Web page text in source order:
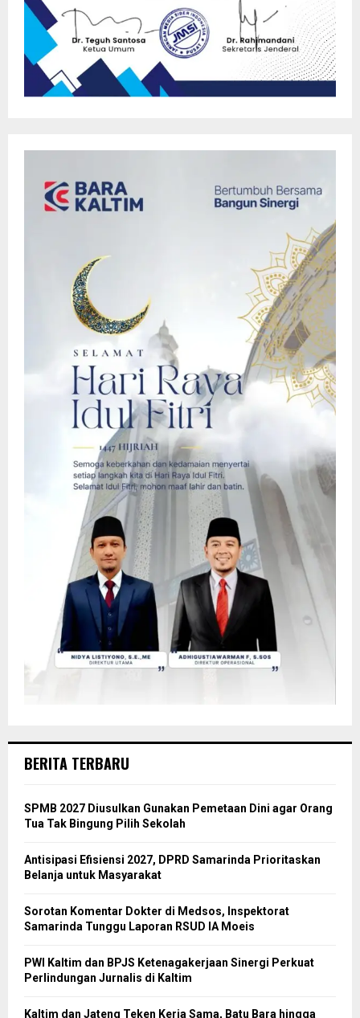
BERITA TERBARU
SPMB 2027 Diusulkan Gunakan Pemetaan Dini agar Orang
Tua Tak Bingung Pilih Sekolah
Antisipasi Efisiensi 2027, DPRD Samarinda Prioritaskan
Belanja untuk Masyarakat
Sorotan Komentar Dokter di Medsos, Inspektorat
Samarinda Tunggu Laporan RSUD IA Moeis
PWI Kaltim dan BPJS Ketenagakerjaan Sinergi Perkuat
Perlindungan Jurnalis di Kaltim
Kaltim dan Jateng Teken Kerja Sama, Batu Bara hingga